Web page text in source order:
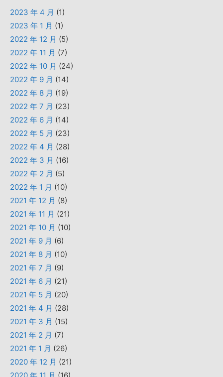
2023 年 4 月 (1)
2023 年 1 月 (1)
2022 年 12 月 (5)
2022 年 11 月 (7)
2022 年 10 月 (24)
2022 年 9 月 (14)
2022 年 8 月 (19)
2022 年 7 月 (23)
2022 年 6 月 (14)
2022 年 5 月 (23)
2022 年 4 月 (28)
2022 年 3 月 (16)
2022 年 2 月 (5)
2022 年 1 月 (10)
2021 年 12 月 (8)
2021 年 11 月 (21)
2021 年 10 月 (10)
2021 年 9 月 (6)
2021 年 8 月 (10)
2021 年 7 月 (9)
2021 年 6 月 (21)
2021 年 5 月 (20)
2021 年 4 月 (28)
2021 年 3 月 (15)
2021 年 2 月 (7)
2021 年 1 月 (26)
2020 年 12 月 (21)
2020 年 11 月 (16)